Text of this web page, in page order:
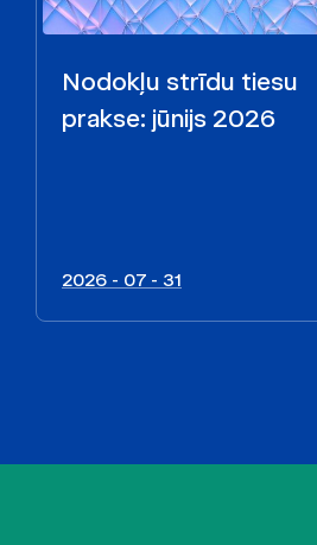
Nodokļu strīdu tiesu
prakse: jūnijs 2026
2026 - 07 - 31